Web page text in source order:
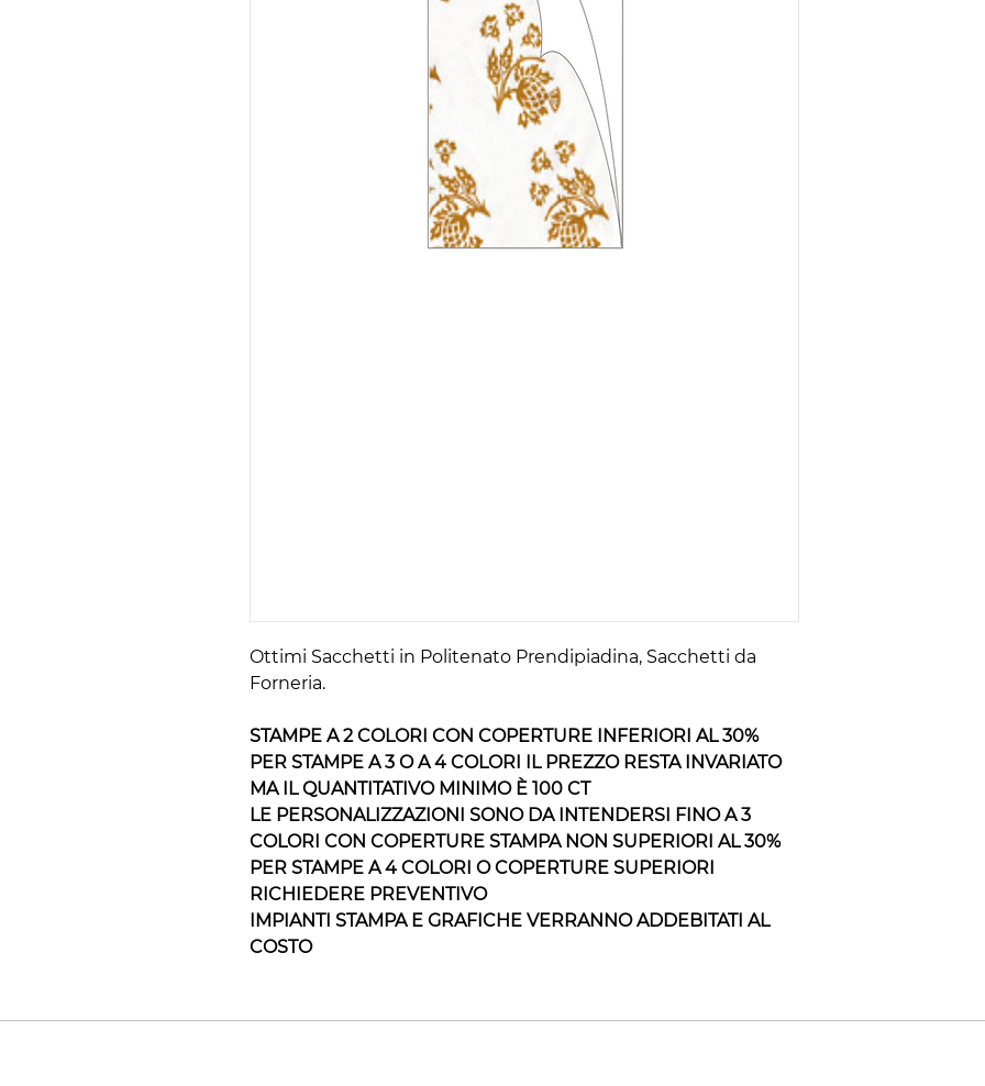
Ottimi Sacchetti in Politenato Prendipiadina, Sacchetti da
Forneria.
STAMPE A 2 COLORI CON COPERTURE INFERIORI AL 30%
PER STAMPE A 3 O A 4 COLORI IL PREZZO RESTA INVARIATO
MA IL QUANTITATIVO MINIMO È 100 CT
LE PERSONALIZZAZIONI SONO DA INTENDERSI FINO A 3
COLORI CON COPERTURE STAMPA NON SUPERIORI AL 30%
PER STAMPE A 4 COLORI O COPERTURE SUPERIORI
RICHIEDERE PREVENTIVO
IMPIANTI STAMPA E GRAFICHE VERRANNO ADDEBITATI AL
COSTO